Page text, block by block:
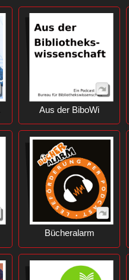
Aus der BiboWi
Bücheralarm